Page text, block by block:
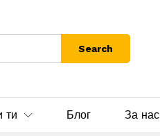
Search
ти Блог За нас